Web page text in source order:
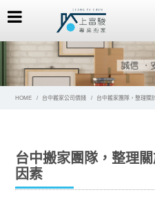
HOME 台中搬家公司價錢 台中搬家團隊，整理關
台中搬家團隊，整理
因素